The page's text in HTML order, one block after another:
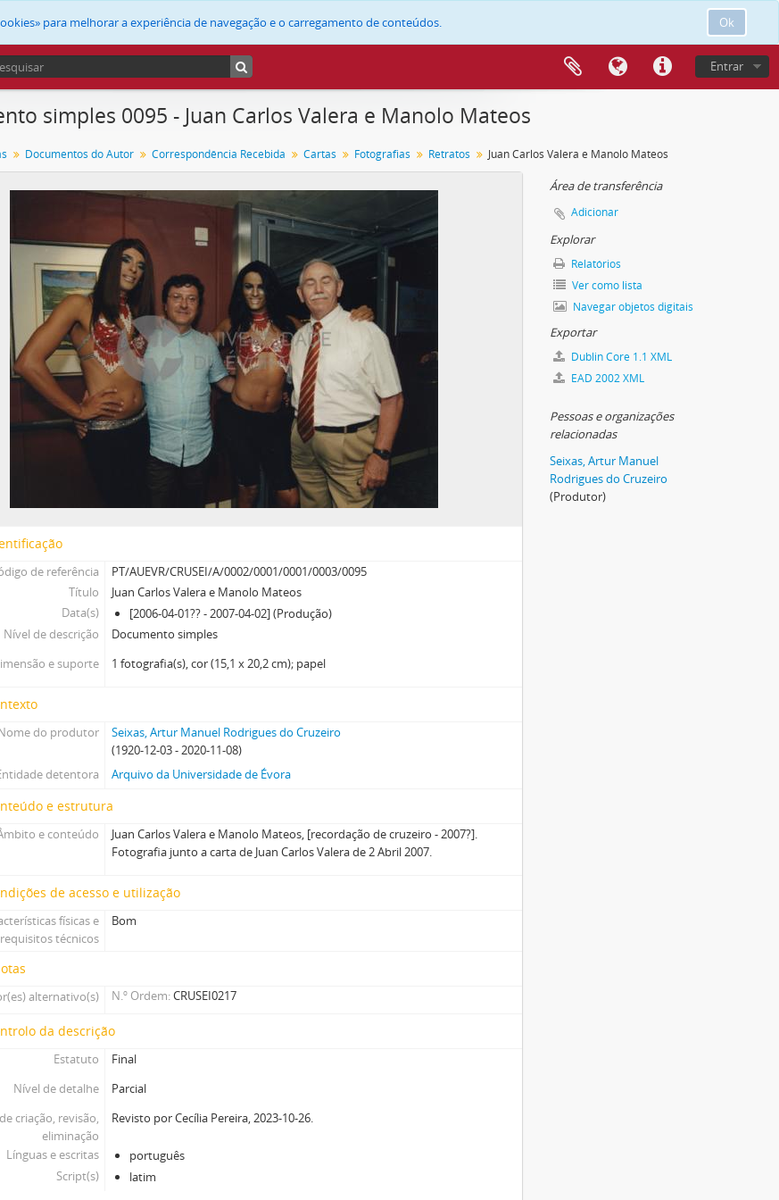
Ok
para melhorar a experiência de navegação e o carregamento de conteúdos.
Entrar
simples 0095 - Juan Carlos Valera e Manolo Mateos
Documentos do Autor Correspondência Recebida Cartas Fotografias Retratos Juan Carlos Valera e Manolo Mateos
de referência
PT/AUEVR/CRUSEI/A/0002/0001/0001/0003/0095
Título
Juan Carlos Valera e Manolo Mateos
Data(s)
[2006-04-01?? - 2007-04-02] (Produção)
Nível de descrição
Documento simples
e suporte
1 fotografia(s), cor (15,1 x 20,2 cm); papel
do produtor
Seixas, Artur Manuel Rodrigues do Cruzeiro
(1920-12-03 - 2020-11-08)
detentora
Arquivo da Universidade de Évora
e estrutura
e conteúdo
Juan Carlos Valera e Manolo Mateos, [recordação de cruzeiro - 2007?].
Fotografia junto a carta de Juan Carlos Valera de 2 Abril 2007.
de acesso e utilização
físicas e
requisitos técnicos
Bom
alternativo(s) N.º Ordem CRUSEI0217
da descrição
Estatuto
Final
Nível de detalhe
Parcial
criação, revisão,
eliminação
Revisto por Cecília Pereira, 2023-10-26.
Línguas e escritas
português
Script(s)
latim
Área de transferência
Adicionar
Explorar
Relatórios
Ver como lista
Navegar objetos digitais
Exportar
Dublin Core 1.1 XML
EAD 2002 XML
Pessoas e organizações
relacionadas
Seixas, Artur Manuel
Rodrigues do Cruzeiro
(Produtor)